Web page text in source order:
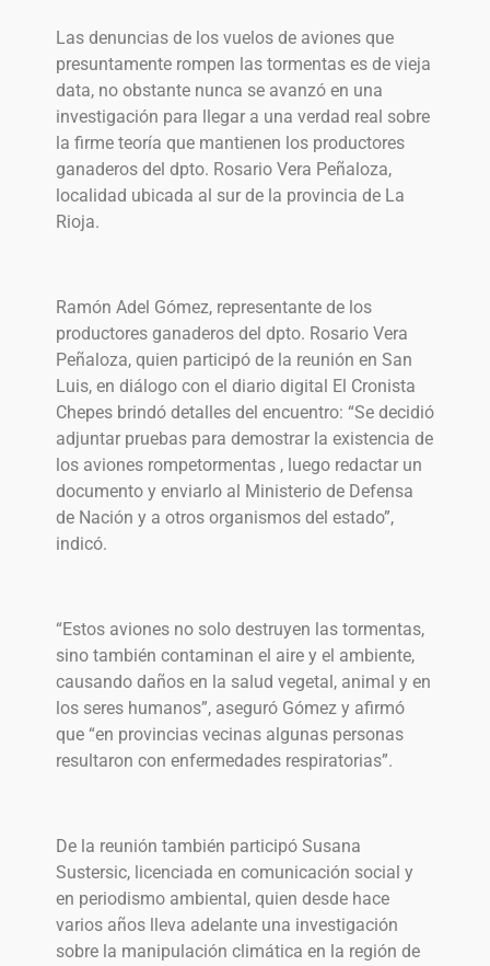
Las denuncias de los vuelos de aviones que
presuntamente rompen las tormentas es de vieja
data, no obstante nunca se avanzó en una
investigación para llegar a una verdad real sobre
la firme teoría que mantienen los productores
ganaderos del dpto. Rosario Vera Peñaloza,
localidad ubicada al sur de la provincia de La
Rioja.
Ramón Adel Gómez, representante de los
productores ganaderos del dpto. Rosario Vera
Peñaloza, quien participó de la reunión en San
Luis, en diálogo con el diario digital El Cronista
Chepes brindó detalles del encuentro: “Se decidió
adjuntar pruebas para demostrar la existencia de
los aviones rompetormentas , luego redactar un
documento y enviarlo al Ministerio de Defensa
de Nación y a otros organismos del estado”,
indicó.
“Estos aviones no solo destruyen las tormentas,
sino también contaminan el aire y el ambiente,
causando daños en la salud vegetal, animal y en
los seres humanos”, aseguró Gómez y afirmó
que “en provincias vecinas algunas personas
resultaron con enfermedades respiratorias”.
De la reunión también participó Susana
Sustersic, licenciada en comunicación social y
en periodismo ambiental, quien desde hace
varios años lleva adelante una investigación
sobre la manipulación climática en la región de